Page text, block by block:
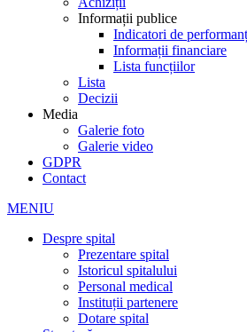
Informații publice
Indicatori de
Informații financiare
Lista funcțiilor
Lista
Decizii
Media
Galerie foto
Galerie video
GDPR
Contact
MENIU
Despre spital
Prezentare spital
Istoricul spitalului
Personal medical
Instituții partenere
Dotare spital